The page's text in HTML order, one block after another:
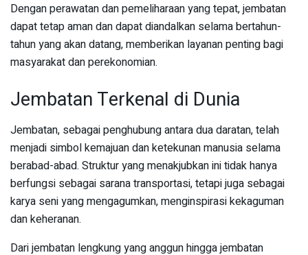
Dengan perawatan dan pemeliharaan yang tepat, jembatan
dapat tetap aman dan dapat diandalkan selama bertahun-
tahun yang akan datang, memberikan layanan penting bagi
masyarakat dan perekonomian.
Jembatan Terkenal di Dunia
Jembatan, sebagai penghubung antara dua daratan, telah
menjadi simbol kemajuan dan ketekunan manusia selama
berabad-abad. Struktur yang menakjubkan ini tidak hanya
berfungsi sebagai sarana transportasi, tetapi juga sebagai
karya seni yang mengagumkan, menginspirasi kekaguman
dan keheranan.
Dari jembatan lengkung yang anggun hingga jembatan